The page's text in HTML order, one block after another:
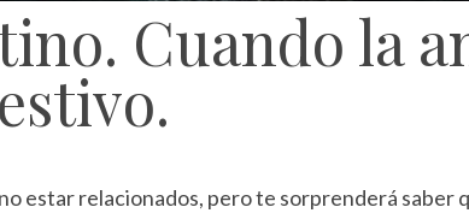
Cuando la
estar relacionados, pero te sorprenderá saber